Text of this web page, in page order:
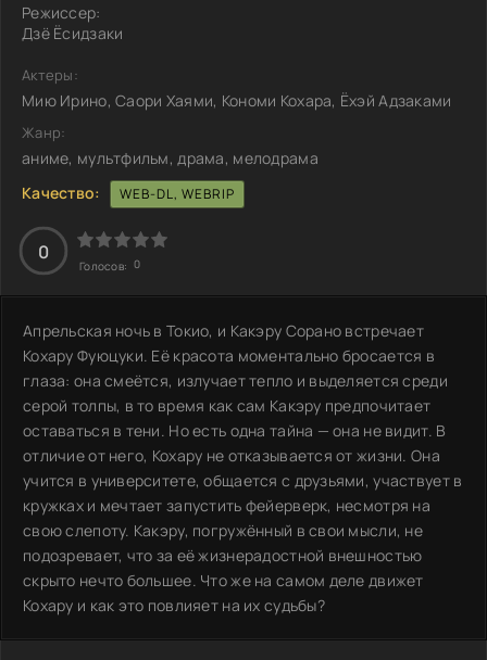
Режиссер:
Дзё Ёсидзаки
Актеры:
Мию Ирино, Саори Хаями, Кономи Кохара, Ёхэй Адзаками
Жанр:
аниме, мультфильм, драма, мелодрама
Качество:
WEB-DL, WEBRIP
0
Голосов: 0
Апрельская ночь в Токио, и Какэру Сорано встречает
Кохару Фуюцуки. Её красота моментально бросается в
глаза: она смеётся, излучает тепло и выделяется среди
серой толпы, в то время как сам Какэру предпочитает
оставаться в тени. Но есть одна тайна — она не видит. В
отличие от него, Кохару не отказывается от жизни. Она
учится в университете, общается с друзьями, участвует в
кружках и мечтает запустить фейерверк, несмотря на
свою слепоту. Какэру, погружённый в свои мысли, не
подозревает, что за её жизнерадостной внешностью
скрыто нечто большее. Что же на самом деле движет
Кохару и как это повлияет на их судьбы?